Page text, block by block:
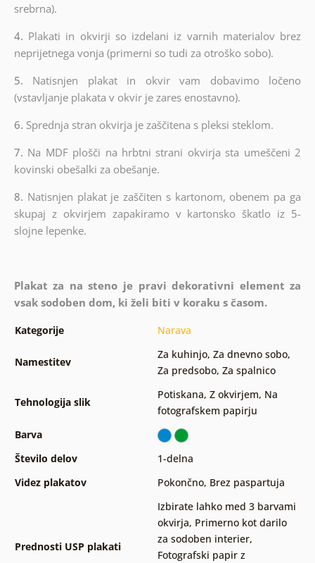
srebrna).
4. Plakati in okvirji so izdelani iz varnih materialov brez
neprijetnega vonja (primerni so tudi za otroško sobo).
5. Natisnjen plakat in okvir vam dobavimo ločeno
(vstavljanje plakata v okvir je zares enostavno).
6. Sprednja stran okvirja je zaščitena s pleksi steklom.
7. Na MDF plošči na hrbtni strani okvirja sta umeščeni 2
kovinski obešalki za obešanje.
8. Natisnjen plakat je zaščiten s kartonom, obenem pa ga
skupaj z okvirjem zapakiramo v kartonsko škatlo iz 5-
slojne lepenke.
Plakat za na steno je pravi dekorativni element za
vsak sodoben dom, ki želi biti v koraku s časom.
Kategorije Narava
Namestitev
Za kuhinjo, Za dnevno sobo,
Za predsobo, Za spalnico
Tehnologija slik
Potiskana, Z okvirjem, Na
fotografskem papirju
Barva
Število delov
1-delna
Videz plakatov
Pokončno, Brez paspartuja
Prednosti USP plakati
Izbirate lahko med 3 barvami
okvirja, Primerno kot darilo
za sodoben interier,
Fotografski papir z